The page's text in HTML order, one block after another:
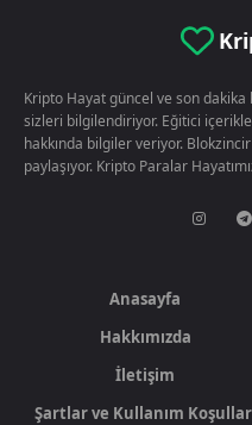
Kripto Hayat güncel ve son
sizleri bilgilendiriyor. Eğitici
hakkında bilgiler veriyor.
paylaşıyor. Kripto Paralar
Anasayfa
Hakkımızda
İletişim
Şartlar ve Kullanım